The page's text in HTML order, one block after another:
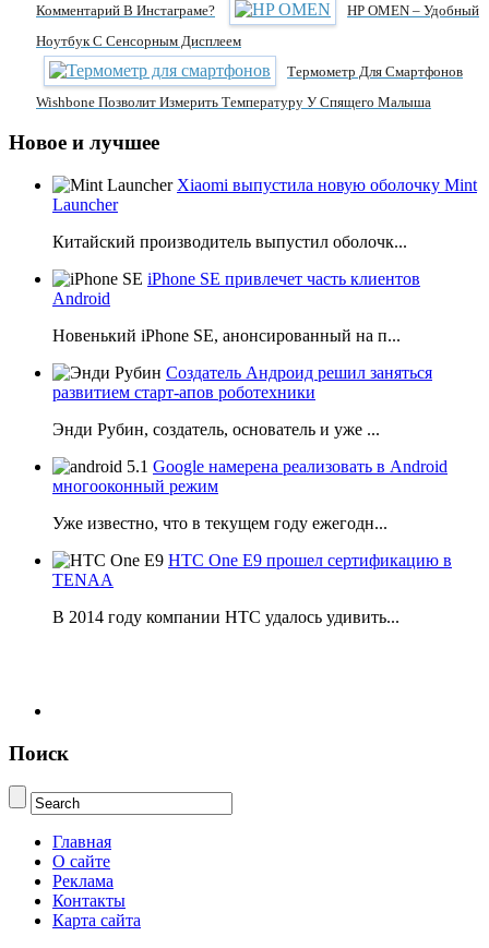
Комментарий В Инстаграме?
HP OMEN – Удобный
Ноутбук С Сенсорным Дисплеем
Термометр Для Смартфонов
Wishbone Позволит Измерить Температуру У Спящего Малыша
Новое и лучшее
Xiaomi выпустила новую оболочку Mint
Launcher
Китайский производитель выпустил оболочк...
iPhone SE привлечет часть клиентов
Android
Новенький iPhone SE, анонсированный на п...
Создатель Андроид решил заняться
развитием старт-апов роботехники
Энди Рубин, создатель, основатель и уже ...
Google намерена реализовать в Android
многооконный режим
Уже известно, что в текущем году ежегодн...
HTC One E9 прошел сертификацию в
TENAA
В 2014 году компании НТС удалось удивить...
Поиск
Главная
О сайте
Реклама
Контакты
Карта сайта